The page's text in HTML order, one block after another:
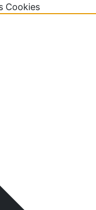
Cookies